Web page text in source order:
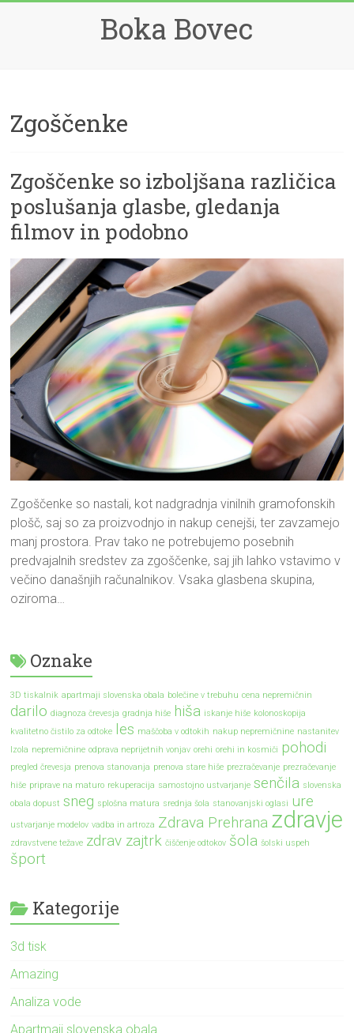
Boka Bovec
Zgoščenke
Zgoščenke so izboljšana različica
poslušanja glasbe, gledanja
filmov in podobno
Zgoščenke so nastali, kot nadgradnja vinilnih gramofonskih
plošč, saj so za proizvodnjo in nakup cenejši, ter zavzamejo
manj prostora. Prav tako ne potrebujemo posebnih
predvajalnih sredstev za zgoščenke, saj jih lahko vstavimo v
večino današnjih računalnikov. Vsaka glasbena skupina,
oziroma…
Oznake
3D tiskalnik apartmaji slovenska obala bolečine v trebuhu cena nepremičnin
darilo diagnoza črevesja gradnja hiše hiša iskanje hiše kolonoskopija
kvalitetno čistilo za odtoke les maščoba v odtokih nakup nepremičnine nastanitev
Izola nepremičnine odprava neprijetnih vonjav orehi orehi in kosmiči pohodi
pregled črevesja prenova stanovanja prenova stare hiše prezračevanje prezračevanje
hiše priprave na maturo rekuperacija samostojno ustvarjanje senčila slovenska
obala dopust sneg splošna matura srednja šola stanovanjski oglasi ure
ustvarjanje modelov vadba in artroza Zdrava Prehrana zdravje
zdravstvene težave zdrav zajtrk čiščenje odtokov šola šolski uspeh
šport
Kategorije
3d tisk
Amazing
Analiza vode
Apartmaji slovenska obala